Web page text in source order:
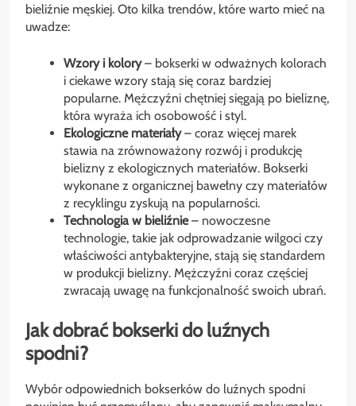
bieliźnie męskiej. Oto kilka trendów, które warto mieć na
uwadze:
Wzory i kolory– bokserki w odważnych kolorach
i ciekawe wzory stają się coraz bardziej
popularne. Mężczyźni chętniej sięgają po bieliznę,
która wyraża ich osobowość i styl.
Ekologiczne materiały– coraz więcej marek
stawia na zrównoważony rozwój i produkcję
bielizny z ekologicznych materiałów. Bokserki
wykonane z organicznej bawełny czy materiałów
z recyklingu zyskują na popularności.
Technologia w bieliźnie– nowoczesne
technologie, takie jak odprowadzanie wilgoci czy
właściwości antybakteryjne, stają się standardem
w produkcji bielizny. Mężczyźni coraz częściej
zwracają uwagę na funkcjonalność swoich ubrań.
Jak dobrać bokserki do luźnych
spodni?
Wybór odpowiednich bokserków do luźnych spodni